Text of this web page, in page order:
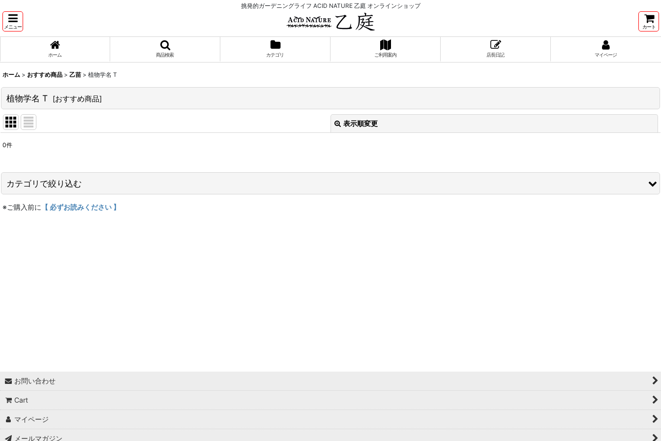
挑発的ガーデニングライフ ACID NATURE 乙庭 オンラインショップ
メニュー カート
ホーム 商品検索 カテゴリ ご利用案内 店長日記 マイページ
ホーム > おすすめ商品 > 乙苗 > 植物学名 T
植物学名 T [おすすめ商品]
表示順変更
並び順:
0件
カテゴリで絞り込む
乙苗 (全商品)
植物学名 H
植物学名 I
植物学名 J
※ご購入前に 【 必ずお読みください 】
お問い合わせ
Cart
マイページ
メールマガジン